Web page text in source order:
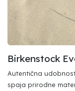
Birkenstock
Autentična
spaja prirodne